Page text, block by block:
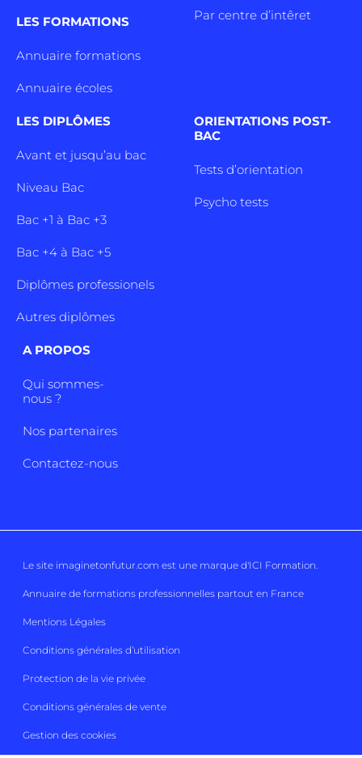
LES FORMATIONS
Annuaire formations
Annuaire écoles
Par centre d’intêret
LES DIPLÔMES
Avant et jusqu’au bac
Niveau Bac
Bac +1 à Bac +3
Bac +4 à Bac +5
Diplômes professionels
Autres diplômes
ORIENTATIONS POST-
BAC
Tests d’orientation
Psycho tests
A PROPOS
Qui sommes-
nous ?
Nos partenaires
Contactez-nous
Le site imaginetonfutur.com est une marque d'ICI Formation.
Annuaire de formations professionnelles partout en France
Mentions Légales
Conditions générales d’utilisation
Protection de la vie privée
Conditions générales de vente
Gestion des cookies